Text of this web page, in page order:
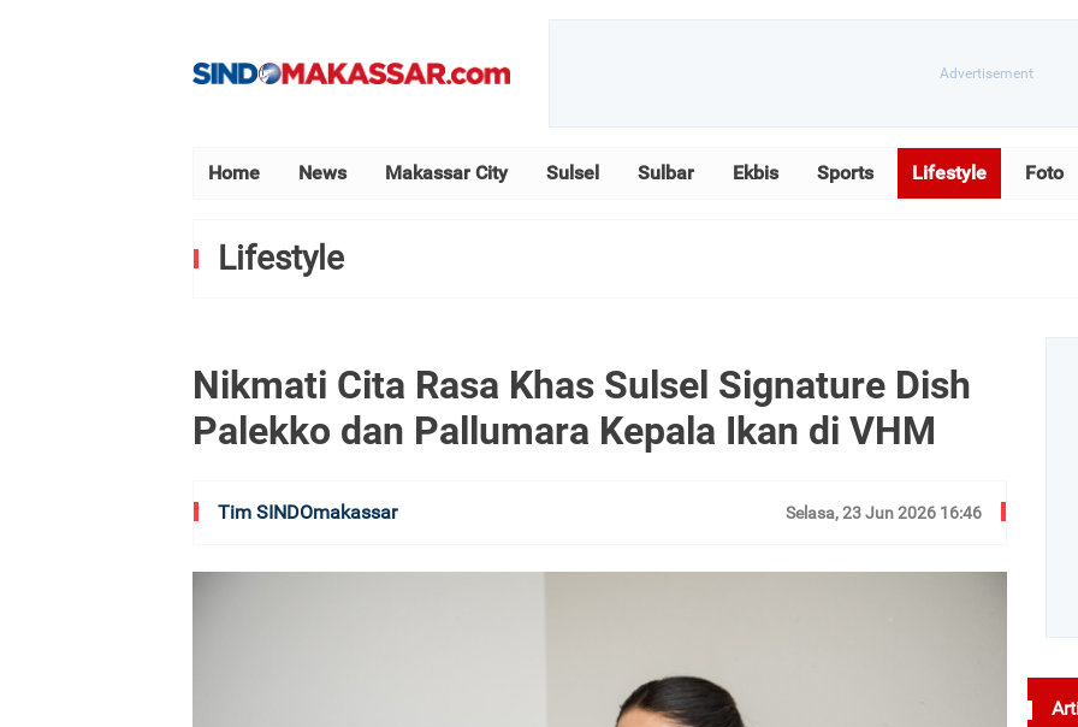
Home News Makassar City Sulsel Sulbar Ekbis Sports Lifestyle Foto
Lifestyle
Nikmati Cita Rasa Khas Sulsel Signature Dish
Palekko dan Pallumara Kepala Ikan di VHM
Tim SINDOmakassar Selasa, 23 Jun 2026 16:46